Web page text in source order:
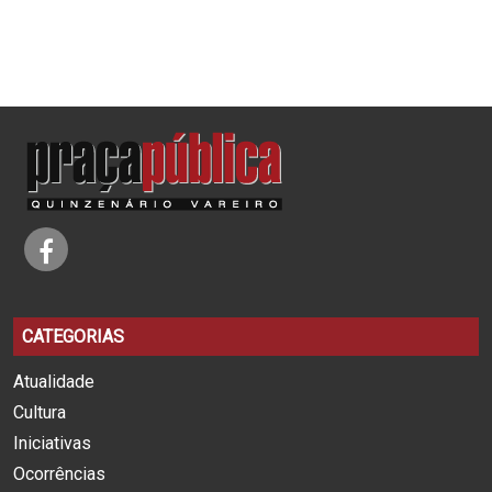
CATEGORIAS
Atualidade
Cultura
Iniciativas
Ocorrências